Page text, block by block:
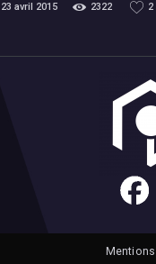
23 avril 2015 2322 2